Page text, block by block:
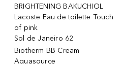
BRIGHTENING BAKUCHIOL
Lacoste Eau de toilette Touch
of pink
Sol de Janeiro 62
Biotherm BB Cream
Aquasource